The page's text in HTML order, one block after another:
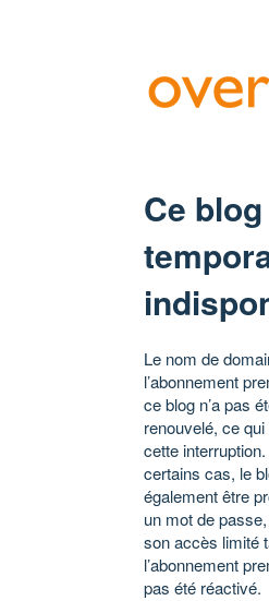
Ce
Le nom de
l’abonnement
ce blog n’a pas
renouvelé, ce
cette
certains cas, le
également être
un mot de
son accès limité
l’abonnement
pas été réactivé.